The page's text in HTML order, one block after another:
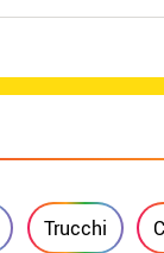
Trucchi